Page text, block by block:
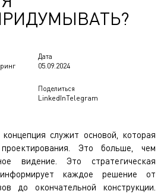
РИДУМЫВАТЬ?
Дата
05.09.2024
Поделиться
LinkedInTelegram
служит основой, которая
Это больше, чем
видение. Это стратегическая
каждое решение от
до окончательной конструкции.